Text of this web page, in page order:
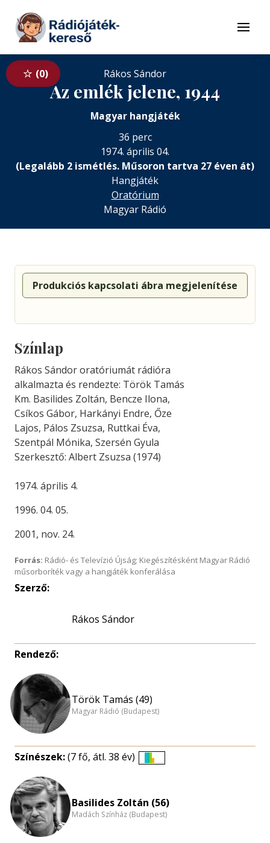
Tovább a tartalomhoz
Menü
0 Rákos Sándor
Az emlék jelene, 1944
Magyar hangjáték
36 perc
1974. április 04.
(Legalább 2 ismétlés. Műsoron tartva 27 éven át)
Hangjáték
Oratórium
Magyar Rádió
Produkciós kapcsolati ábra megjelenítése
Színlap
Rákos Sándor oratóriumát rádióra
alkalmazta és rendezte: Török Tamás
Km. Basilides Zoltán, Bencze Ilona,
Csíkos Gábor, Harkányi Endre, Őze
Lajos, Pálos Zsuzsa, Ruttkai Éva,
Szentpál Mónika, Szersén Gyula
Szerkesztő: Albert Zsuzsa (1974)
1974. április 4.
1996. 04. 05.
2001, nov. 24.
Forrás: Rádió- és Televízió Újság; Kiegészítésként Magyar Rádió
műsorboríték vagy a hangjáték konferálása
Szerző:
Rákos Sándor
Rendező:
Török Tamás (49)
Magyar Rádió (Budapest)
Színészek:(7 fő, átl. 38 év)
nagyítása
Basilides Zoltán (56)
Madách Színház (Budapest)